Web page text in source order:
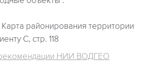
Карта районирования территории
С, стр. 118
НИИ ВОДГЕО